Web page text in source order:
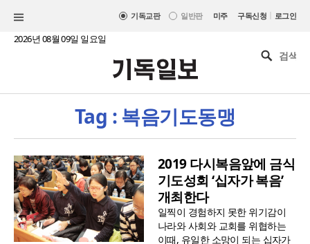
기독교판 일반판 미주 구독신청 | 로그인
2026년 08월 09일 일요일
Tag : 복음기도동맹
2019 다시복음앞에 금식
기도성회 ‘십자가 복음’
개최한다
일찍이 경험하지 못한 위기감이
나라와 사회와 교회를 위협하는
이때, 유일한 소망이 되는 십자가